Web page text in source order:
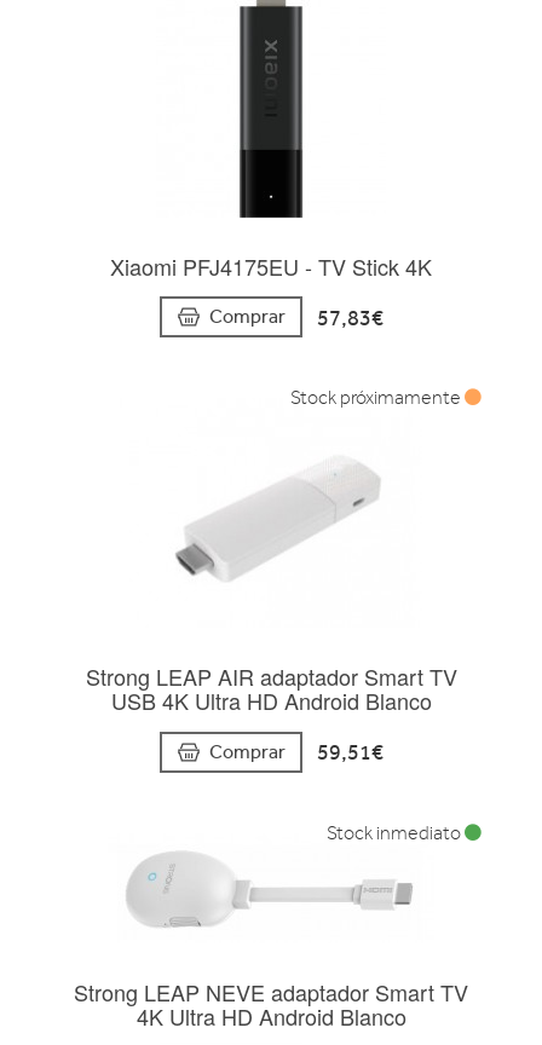
Xiaomi PFJ4175EU - TV Stick 4K
Comprar 57,83€
Strong LEAP AIR adaptador Smart TV
USB 4K Ultra HD Android Blanco
Comprar 59,51€
Stock próximamente
Strong LEAP NEVE adaptador Smart TV
4K Ultra HD Android Blanco
Stock inmediato